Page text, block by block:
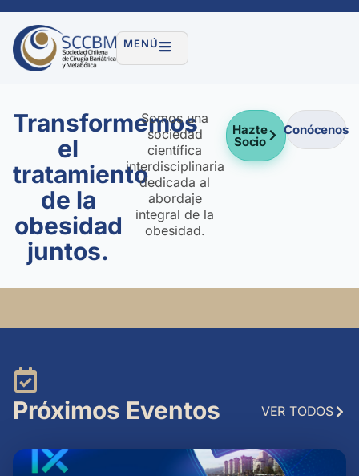
MENÚ
Chilena
de
Cirugía
Bariátrica
Metabólica
Transformemos
el
tratamiento
de la
obesidad
juntos.
Somos una
sociedad
científica
interdisciplinaria
dedicada al
abordaje
integral de la
obesidad.
Hazte
Socio
Conócenos
Próximos Eventos VER TODOS